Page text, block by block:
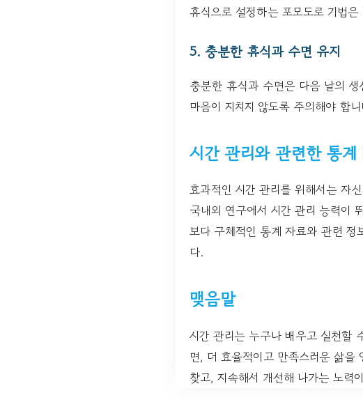
휴식으로 설정하는 포모도로 기법
5. 충분한 휴식과 수면 유지
충분한 휴식과 수면은 다음 날의
마음이 지치지 않도록 주의해야 합
시간 관리와 관련한 통
효과적인 시간 관리를 위해서는 자
국내외 연구에서 시간 관리 능력이
보다 구체적인 통계 자료와 관련 정
다.
맺음말
시간 관리는 누구나 배우고 실천할
면, 더 효율적이고 만족스러운 삶을
찾고, 지속해서 개선해 나가는 노력